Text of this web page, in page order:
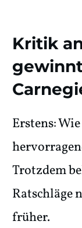
Kritik
Erstens:
Trotzdem
Ratschläge
früher.